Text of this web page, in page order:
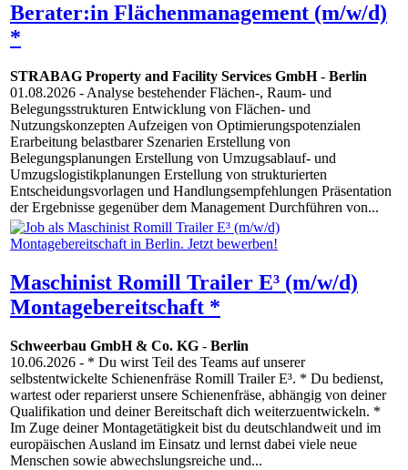
Berater:in Flächenmanagement (m/w/d)
*
STRABAG Property and Facility Services GmbH- Berlin
01.08.2026 - Analyse bestehender Flächen-, Raum- und
Belegungsstrukturen Entwicklung von Flächen- und
Nutzungskonzepten Aufzeigen von Optimierungspotenzialen
Erarbeitung belastbarer Szenarien Erstellung von
Belegungsplanungen Erstellung von Umzugsablauf- und
Umzugslogistikplanungen Erstellung von strukturierten
Entscheidungsvorlagen und Handlungsempfehlungen Präsentation
der Ergebnisse gegenüber dem Management Durchführen von...
Maschinist Romill Trailer E³ (m/w/d)
Montagebereitschaft *
Schweerbau GmbH & Co. KG - Berlin
10.06.2026 - * Du wirst Teil des Teams auf unserer
selbstentwickelte Schienenfräse Romill Trailer E³. * Du bedienst,
wartest oder reparierst unsere Schienenfräse, abhängig von deiner
Qualifikation und deiner Bereitschaft dich weiterzuentwickeln. *
Im Zuge deiner Montagetätigkeit bist du deutschlandweit und im
europäischen Ausland im Einsatz und lernst dabei viele neue
Menschen sowie abwechslungsreiche und...